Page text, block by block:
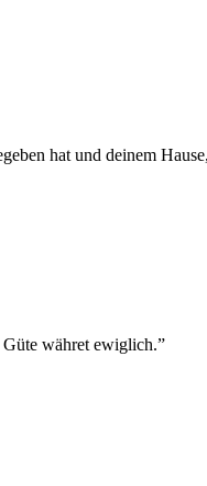
hat und deinem
währet ewiglich.”